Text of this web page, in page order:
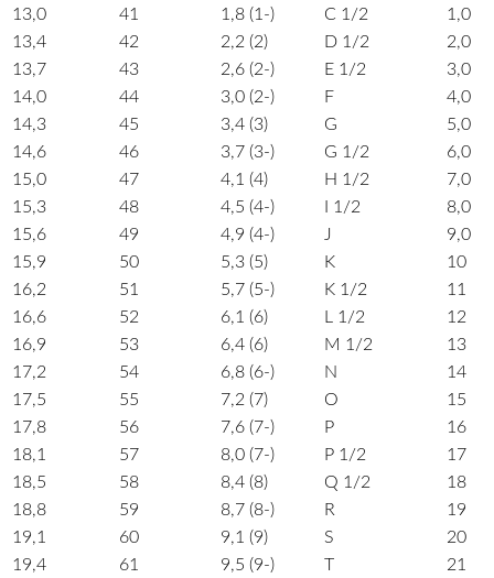
13,0
41 1,8 (1-) C 1/2
1,0
13,4
42 2,2 (2) D 1/2
2,0
13,7
43 2,6 (2-) E 1/2
3,0
14,0
44 3,0 (2-) F
4,0
14,3
45 3,4 (3) G
5,0
14,6
46 3,7 (3-) G 1/2
6,0
15,0
47 4,1 (4) H 1/2
7,0
15,3
48 4,5 (4-) I 1/2
8,0
15,6
49 4,9 (4-) J
9,0
15,9
50 5,3 (5) K
10
16,2
51 5,7 (5-) K 1/2
11
16,6
52 6,1 (6) L 1/2
12
16,9
53 6,4 (6) M 1/2
13
17,2
54 6,8 (6-) N
14
17,5
55 7,2 (7) O
15
17,8
56 7,6 (7-) P
16
18,1
57 8,0 (7-) P 1/2
17
18,5
58 8,4 (8) Q 1/2
18
18,8
59 8,7 (8-) R
19
19,1
60 9,1 (9) S
20
19,4
61 9,5 (9-) T
21